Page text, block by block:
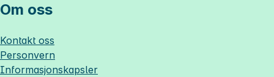
Om oss
Kontakt oss
Personvern
Informasjonskapsler